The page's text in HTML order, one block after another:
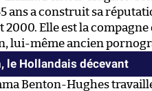
ans a construit sa
2000. Elle est la
lui-même ancien
le Hollandais décevant
Benton-Hughes